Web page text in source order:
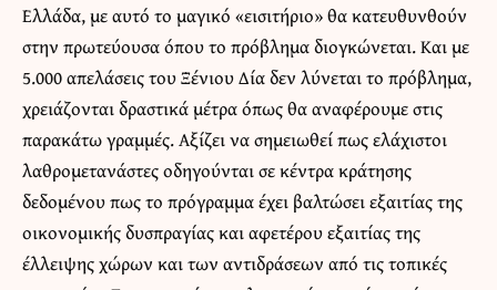
Ελλάδα, με αυτό το μαγικό «εισιτήριο» θα κατευθυνθούν
στην πρωτεύουσα όπου το πρόβλημα διογκώνεται. Και με
5.000 απελάσεις του Ξένιου Δία δεν λύνεται το πρόβλημα,
χρειάζονται δραστικά μέτρα όπως θα αναφέρουμε στις
παρακάτω γραμμές. Αξίζει να σημειωθεί πως ελάχιστοι
λαθρομετανάστες οδηγούνται σε κέντρα κράτησης
δεδομένου πως το πρόγραμμα έχει βαλτώσει εξαιτίας της
οικονομικής δυσπραγίας και αφετέρου εξαιτίας της
έλλειψης χώρων και των αντιδράσεων από τις τοπικές